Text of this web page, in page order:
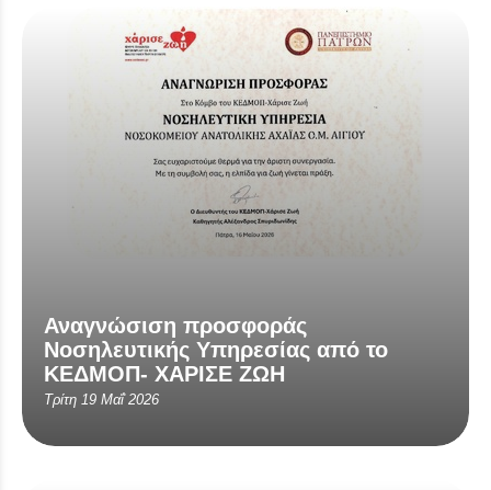
Λίστα
Αναγνώσιση προσφοράς
Νοσηλευτικής Υπηρεσίας από το
ΚΕΔΜΟΠ- ΧΑΡΙΣΕ ΖΩΗ
Τρίτη 19 Μαΐ 2026